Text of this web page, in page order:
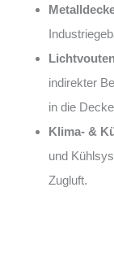
indirekter
in die
Klima- &
und
Zugluft.